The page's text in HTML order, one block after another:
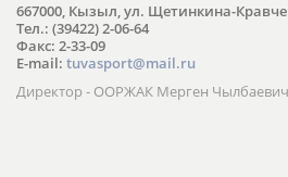
667000, Кызыл, ул. Щетинкина-
Тел.: (39422) 2-06-64
Факс: 2-33-09
E-mail: tuvasport@mail.ru
Директор - ООРЖАК Мерген Чылбаевич